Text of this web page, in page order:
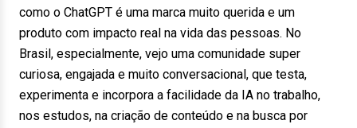
como o ChatGPT é uma marca muito querida e um
produto com impacto real na vida das pessoas. No
Brasil, especialmente, vejo uma comunidade super
curiosa, engajada e muito conversacional, que testa,
experimenta e incorpora a facilidade da IA no trabalho,
nos estudos, na criação de conteúdo e na busca por